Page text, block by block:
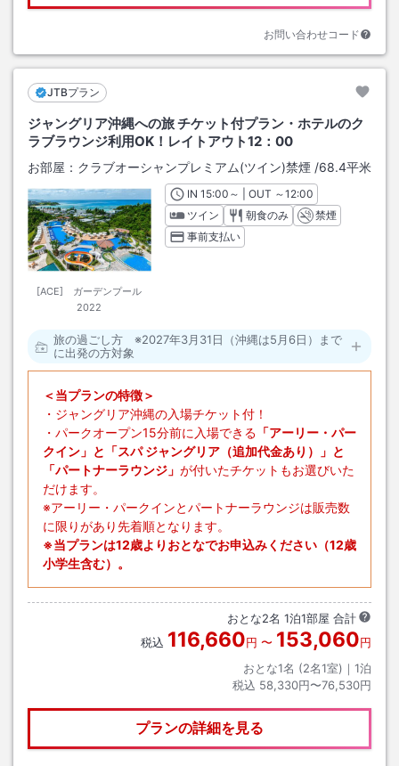
お問い合わせコード
JTBプラン
ジャングリア沖縄への旅 チケット付プラン・ホテルのク
ラブラウンジ利用OK！レイトアウト12：00
お部屋： クラブオーシャンプレミアム(ツイン)禁煙 /68.4平米
[ACE] ガーデンプール
2022
INチェックイン
15:00 ～ | OUT チェックアウト
～12:00
ツイン
朝食のみ
禁煙
事前支払い
旅の過ごし方 ※2027年3月31日（沖縄は5月6日）まで
に出発の方対象
＜当プランの特徴＞
・ジャングリア沖縄の入場チケット付！
・パークオープン15分前に入場できる 「アーリー・パー
クイン」と「スパ ジャングリア（追加代金あり）」と
「パートナーラウンジ」 が付いたチケットもお選びいた
だけます。
※アーリー・パークインとパートナーラウンジは販売数
に限りがあり先着順となります。
※当プランは12歳よりおとなでお申込みください（12歳
小学生含む）。
おとな2名 1泊1部屋 合計
税込 116,660円 〜 153,060円
おとな1名 (2名1室)｜ 1泊
税込 58,330円〜76,530円
プランの詳細を見る